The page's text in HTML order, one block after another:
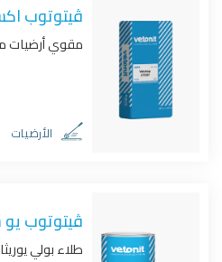
ڤيتوتوب اكس
مقوي أرضيات
الأرضيات
ڤيتوتوب يو
طلاء بولي